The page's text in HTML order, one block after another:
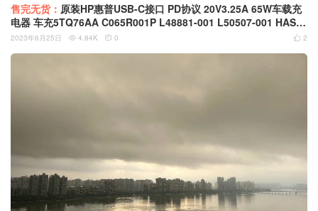
售完无货： 原装HP惠普USB-C接口 PD协议 20V3.25A 65W车载充
电器 车充5TQ76AA C065R001P L48881-001 L50507-001 HAS-
C001AA Auto Adapter
 2
2023年6月25日  4.84K  0